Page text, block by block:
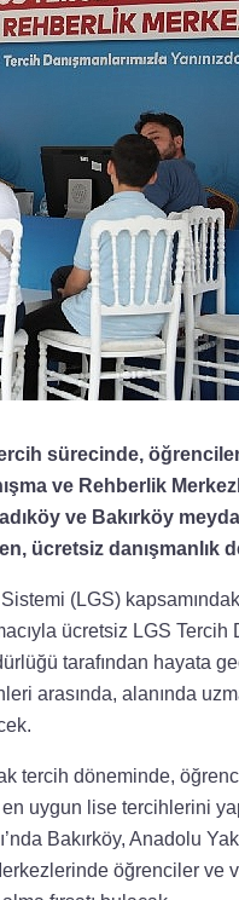
sürecinde,
ve Rehberlik
ve Bakırköy
ücretsiz danışmanlık
(LGS)
ücretsiz LGS Tercih
tarafından hayata
arasında, alanında
tercih döneminde,
uygun lise tercihlerini
Bakırköy, Anadolu
öğrenciler ve